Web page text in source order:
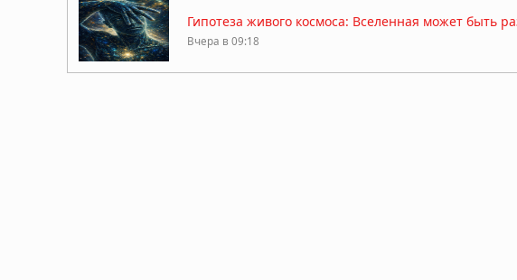
Гипотеза живого космоса: Вселенная может быть
Вчера в 09:18